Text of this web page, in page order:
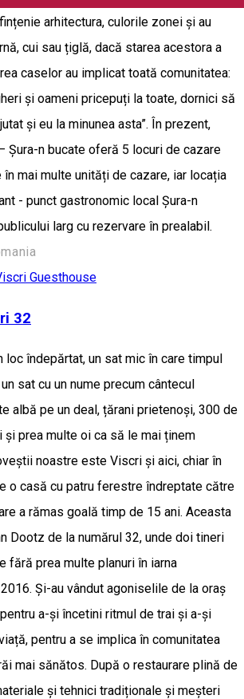
arhitectura, culorile zonei și au
cui sau țiglă, dacă starea acestora a
caselor au implicat toată comunitatea:
și oameni pricepuți la toate, dornici să
și eu la minunea asta”. În prezent,
Șura-n bucate oferă 5 locuri de cazare
mai multe unități de cazare, iar locația
- punct gastronomic local Șura-n
larg cu rezervare în prealabil.
Guesthouse
32
loc îndepărtat, un sat mic în care timpul
sat cu un nume precum cântecul
albă pe un deal, țărani prietenoși, 300 de
și prea multe oi ca să le mai ținem
noastre este Viscri și aici, chiar în
o casă cu patru ferestre îndreptate către
a rămas goală timp de 15 ani. Aceasta
Dootz de la numărul 32, unde doi tineri
fără prea multe planuri în iarna
Și-au vândut agoniselile de la oraș
a-și încetini ritmul de trai și a-și
pentru a se implica în comunitatea
mai sănătos. După o restaurare plină de
și tehnici tradiționale și meșteri